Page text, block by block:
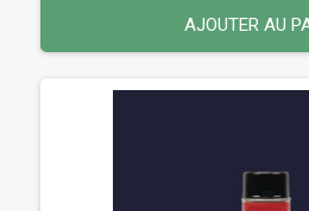
AJOUTER AU